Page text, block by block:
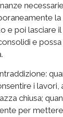
la
e poi lasciare
e
i lavori,
chiusa;
per